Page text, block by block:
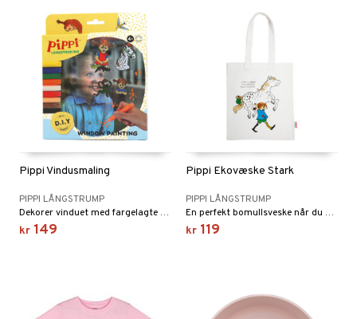
Pippi Vindusmaling
PIPPI LÅNGSTRUMP
Dekorer vinduet med fargelagte Pippi-motiver.
kr 149
Pippi Ekovæske Stark
PIPPI LÅNGSTRUMP
En perfekt bomullsveske når du skal handle.
kr 119